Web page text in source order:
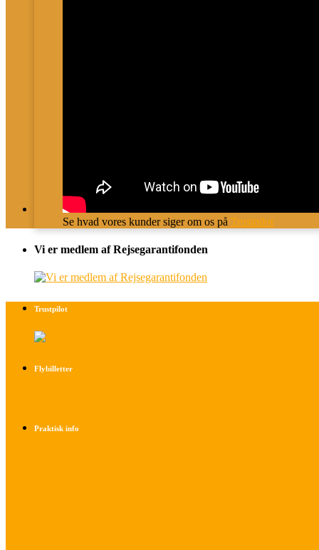
Se hvad vores kunder siger om os på Trustpilot
Vi er medlem af Rejsegarantifonden
Trustpilot
Flybilletter
Praktisk info